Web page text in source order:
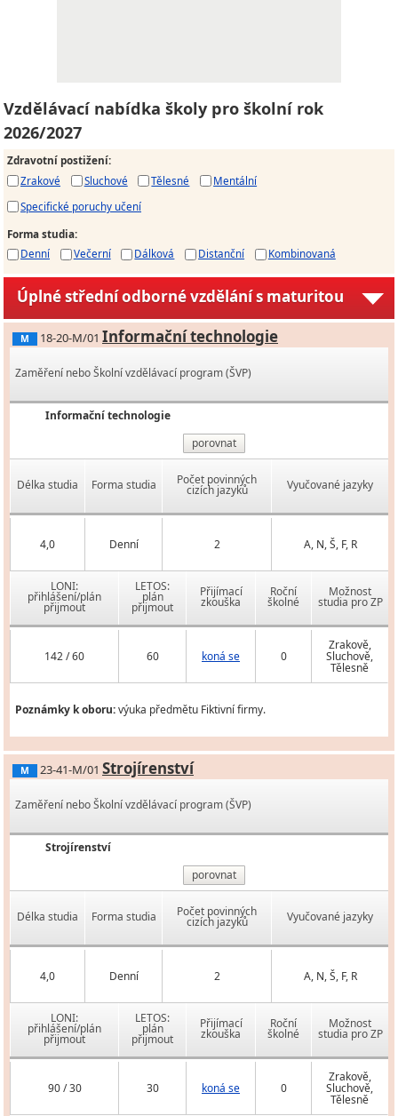
Vzdělávací nabídka školy pro školní rok
2026/2027
Zdravotní postižení:
Zrakové
Sluchové Tělesné
Mentální
Specifické poruchy učení
Forma studia:
Denní
Večerní Dálková Distanční Kombinovaná
Úplné střední odborné vzdělání s maturitou
M 18-20-M/01 Informační technologie
Zaměření nebo Školní vzdělávací program (ŠVP)
Informační technologie
porovnat
Délka studia Forma studia Počet povinných
cizích jazyků Vyučované jazyky
4,0 Denní 2 A, N, Š, F, R
LONI:
přihlášení/plán
přijmout
LETOS:
plán
přijmout
Přijímací
zkouška
Roční
školné
Možnost
studia pro ZP
142 / 60 60 koná se 0
Zrakově,
Sluchově,
Tělesně
Poznámky k oboru:výuka předmětu Fiktivní firmy.
M 23-41-M/01 Strojírenství
Zaměření nebo Školní vzdělávací program (ŠVP)
Strojírenství
porovnat
Délka studia Forma studia Počet povinných
cizích jazyků Vyučované jazyky
4,0 Denní 2 A, N, Š, F, R
LONI:
přihlášení/plán
přijmout
LETOS:
plán
přijmout
Přijímací
zkouška
Roční
školné
Možnost
studia pro ZP
90 / 30 30 koná se 0
Zrakově,
Sluchově,
Tělesně